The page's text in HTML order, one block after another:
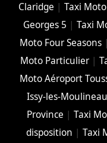
Claridge | Taxi
Georges 5 |Taxi
Moto Four Seasons
Moto Particulier |
Moto Aéroport
Issy-les-
Province | Taxi
disposition |Taxi